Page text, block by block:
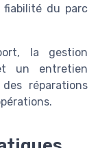
fiabilité du parc
la gestion
un entretien
réparations